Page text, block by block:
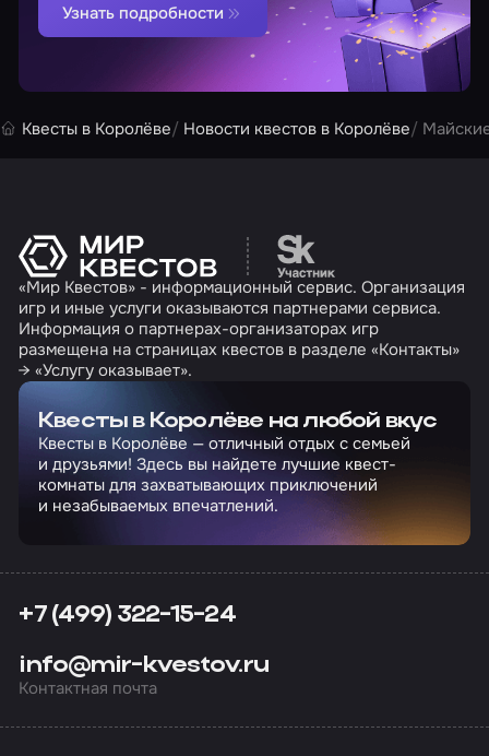
Узнать подробности
Квесты в Королёве Новости квестов в Королёве
Перейти на сайт
«Мир Квестов» - информационный сервис. Организация
игр и иные услуги оказываются партнерами сервиса.
Информация о партнерах-организаторах игр
размещена на страницах квестов в разделе «Контакты»
→ «Услугу оказывает».
Квесты в Королёве на любой вкус
Квесты в Королёве — отличный отдых с семьей
и друзьями! Здесь вы найдете лучшие квест-
комнаты для захватывающих приключений
и незабываемых впечатлений.
+7 (499) 322-15-24
info@mir-kvestov.ru
Контактная почта